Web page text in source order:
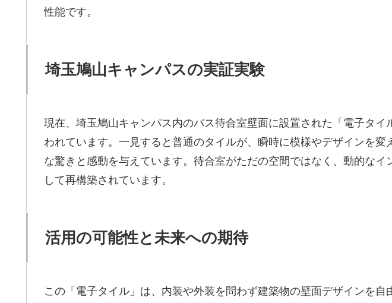
性能です。
埼玉鳩山キャンパスの実証実験
現在、埼玉鳩山キャンパス内のバス待合室壁面に設置された「電子タイ
われています。一見すると普通のタイルが、瞬時に模様やデザインを変
な驚きと感動を与えています。待合室がただの空間ではなく、動的なイ
して再構築されています。
活用の可能性と未来への期待
この「電子タイル」は、内装や外装を問わず建築物の壁面デザインを自